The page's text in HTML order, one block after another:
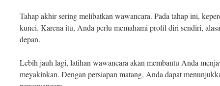
Tahap akhir sering melibatkan wawancara. Pada tahap ini,
kunci. Karena itu, Anda perlu memahami profil diri sendiri,
depan.
Lebih jauh lagi, latihan wawancara akan membantu Anda
meyakinkan. Dengan persiapan matang, Anda dapat